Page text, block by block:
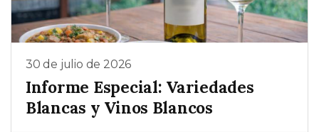
30 de julio de 2026
Informe Especial: Variedades
Blancas y Vinos Blancos